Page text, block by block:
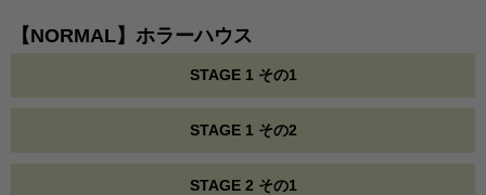
【NORMAL】ホラーハウス
STAGE 1 その1
STAGE 1 その2
STAGE 2 その1